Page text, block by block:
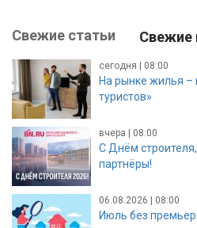
Свежие статьи Свежие
сегодня | 08:00
На рынке жилья –
туристов»
вчера | 08:00
С Днём
партнёры!
06.08.2026 | 08:00
Июль без